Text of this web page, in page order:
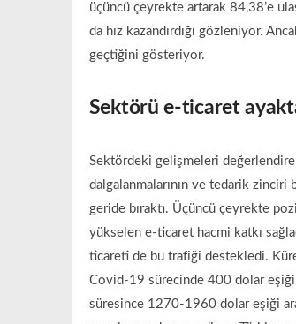
üçüncü çeyrekte artarak 84,38’e
da hız kazandırdığı gözleniyor.
geçtiğini gösteriyor.
Sektörü e-ticaret
Sektördeki gelişmeleri
dalgalanmalarının ve tedarik zinciri
geride bıraktı. Üçüncü çeyrekte
yükselen e-ticaret hacmi katkı
ticareti de bu trafiği destekledi.
Covid-19 sürecinde 400 dolar
süresince 1270-1960 dolar eşiği